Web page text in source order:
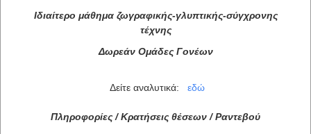
Ιδιαίτερο μάθημα ζωγραφικής-γλυπτικής-σύγχρονης
τέχνης
Δωρεάν Ομάδες Γονέων
Δείτε αναλυτικά: εδώ
Πληροφορίες / Κρατήσεις θέσεων / Ραντεβού